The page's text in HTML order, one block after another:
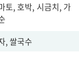
토, 호박, 시금치, 가
, 쌀국수